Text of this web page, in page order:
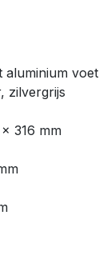
aluminium voet
zilvergrijs
316 mm